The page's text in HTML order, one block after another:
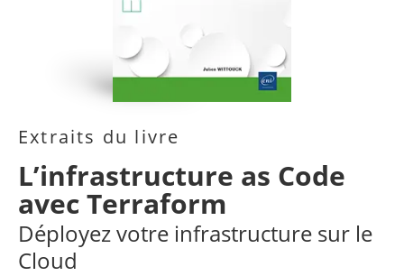
Extraits du livre
L’infrastructure as Code
avec Terraform
Déployez votre infrastructure sur le
Cloud